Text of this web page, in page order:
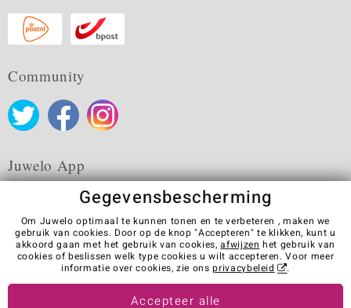
Community
Juwelo App
Algemene verkoopvoorwaarden Privacybeleid
Cookies
Colofon
Contact
Contract herroepen
Visit our stores in other countries:
Gegevensbescherming
Om Juwelo optimaal te kunnen tonen en te verbeteren , maken we
gebruik van cookies. Door op de knop "Accepteren" te klikken, kunt u
akkoord gaan met het gebruik van cookies,afwijzen het gebruik van
cookies of beslissen welk type cookies u wilt accepteren. Voor meer
informatie over cookies, zie onsprivacybeleid .
Accepteer alle